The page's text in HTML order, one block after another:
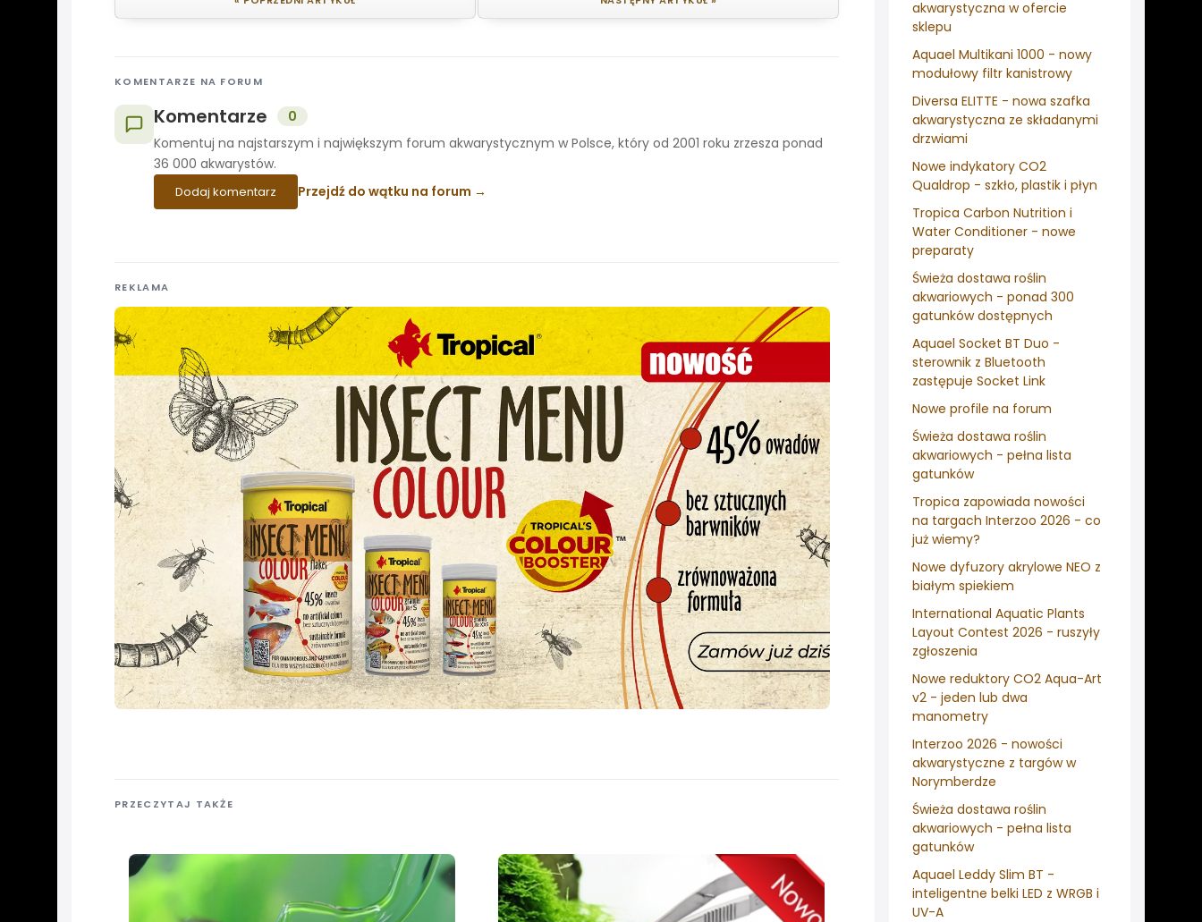
akwarystyczna w ofercie
sklepu
Aquael Multikani 1000 - nowy
modułowy filtr kanistrowy
Diversa ELITTE - nowa szafka
akwarystyczna ze składanymi
drzwiami
Nowe indykatory CO2
Qualdrop - szkło, plastik i płyn
Tropica Carbon Nutrition i
Water Conditioner - nowe
preparaty
Świeża dostawa roślin
akwariowych - ponad 300
gatunków dostępnych
Aquael Socket BT Duo -
sterownik z Bluetooth
zastępuje Socket Link
Nowe profile na forum
Świeża dostawa roślin
akwariowych - pełna lista
gatunków
Tropica zapowiada nowości
na targach Interzoo 2026 - co
już wiemy?
Nowe dyfuzory akrylowe NEO z
białym spiekiem
International Aquatic Plants
Layout Contest 2026 - ruszyły
zgłoszenia
Nowe reduktory CO2 Aqua-Art
v2 - jeden lub dwa
manometry
Interzoo 2026 - nowości
akwarystyczne z targów w
Norymberdze
Świeża dostawa roślin
akwariowych - pełna lista
gatunków
Aquael Leddy Slim BT -
inteligentne belki LED z WRGB i
UV-A
KOMENTARZE NA FORUM
Komentarze
0
Komentuj na najstarszym i największym forum akwarystycznym w Polsce, który od 2001 roku zrzesza ponad
36 000 akwarystów.
Dodaj komentarz Przejdź do wątku na forum
REKLAMA
PRZECZYTAJ TAKŻE